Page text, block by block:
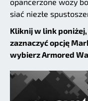
siać niezłe
Kliknij w link
zaznaczyć opcję
wybierz Armored